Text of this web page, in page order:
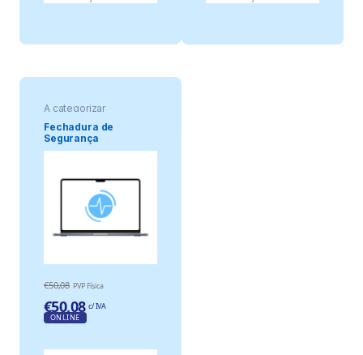
A categorizar
Fechadura de
Segurança
Electromecânica –
€50,08 PVP Física
€50,08 c/ IVA
ONLINE